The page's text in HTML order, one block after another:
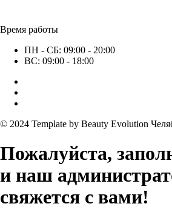
Время работы
ПН - СБ: 09:00 - 20:00
ВС: 09:00 - 18:00
© 2024 Template by Beauty Evolution
Пожалуйста,
и наш
свяжется с вами!